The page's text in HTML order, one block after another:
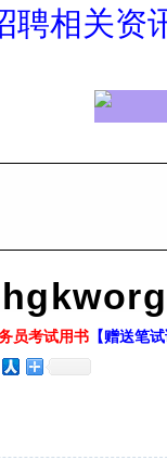
聘相关资
员考试用书 【赠送笔